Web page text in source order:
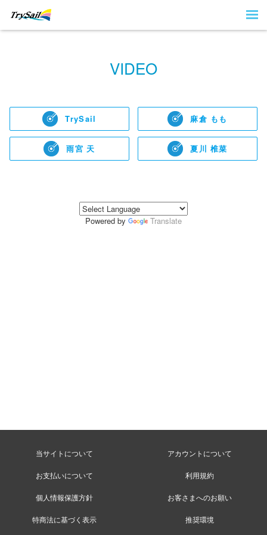
VIDEO
TrySail 麻倉 もも
雨宮 天 夏川 椎菜
Powered by Translate
当サイトについて アカウントについて
お支払いについて 利用規約
個人情報保護方針 お客さまへのお願い
特商法に基づく表示 推奨環境